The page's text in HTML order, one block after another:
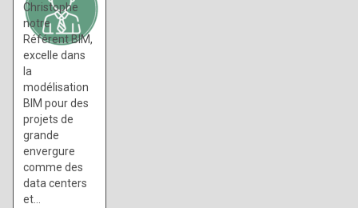
Christophe
notre
Référent BIM,
excelle dans
la
modélisation
BIM pour des
projets de
grande
envergure
comme des
data centers
et…